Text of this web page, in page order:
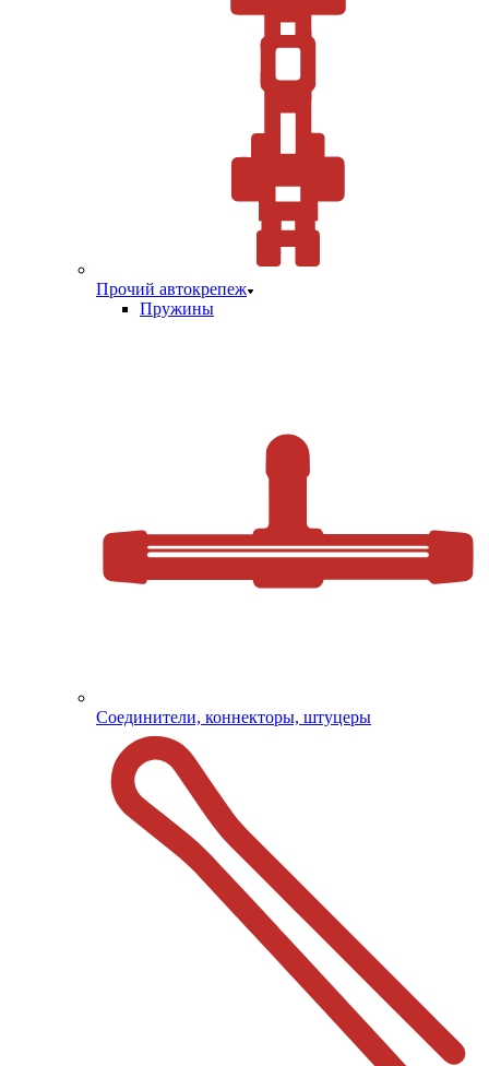
Прочий автокрепеж
Пружины
Соединители, коннекторы, штуцеры